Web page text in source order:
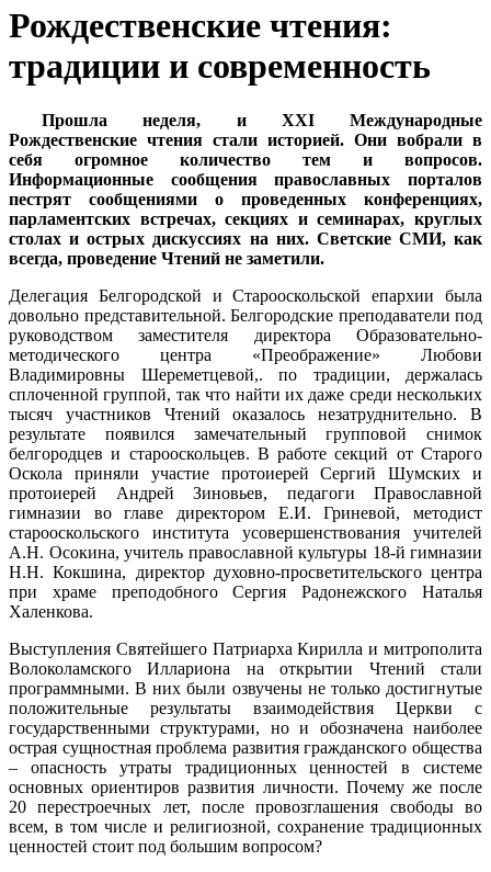
Рождественские чтения:
традиции и современность
Прошла неделя, и XXI Международные
Рождественские чтения стали историей. Они вобрали в
себя огромное количество тем и вопросов.
Информационные сообщения православных порталов
пестрят сообщениями о проведенных конференциях,
парламентских встречах, секциях и семинарах, круглых
столах и острых дискуссиях на них. Светские СМИ, как
всегда, проведение Чтений не заметили.
Делегация Белгородской и Старооскольской епархии была
довольно представительной. Белгородские преподаватели под
руководством заместителя директора Образовательно-
методического центра «Преображение» Любови
Владимировны Шереметцевой,. по традиции, держалась
сплоченной группой, так что найти их даже среди нескольких
тысяч участников Чтений оказалось незатруднительно. В
результате появился замечательный групповой снимок
белгородцев и старооскольцев. В работе секций от Старого
Оскола приняли участие протоиерей Сергий Шумских и
протоиерей Андрей Зиновьев, педагоги Православной
гимназии во главе директором Е.И. Гриневой, методист
старооскольского института усовершенствования учителей
А.Н. Осокина, учитель православной культуры 18-й гимназии
Н.Н. Кокшина, директор духовно-просветительского центра
при храме преподобного Сергия Радонежского Наталья
Халенкова.
Выступления Святейшего Патриарха Кирилла и митрополита
Волоколамского Иллариона на открытии Чтений стали
программными. В них были озвучены не только достигнутые
положительные результаты взаимодействия Церкви с
государственными структурами, но и обозначена наиболее
острая сущностная проблема развития гражданского общества
– опасность утраты традиционных ценностей в системе
основных ориентиров развития личности. Почему же после
20 перестроечных лет, после провозглашения свободы во
всем, в том числе и религиозной, сохранение традиционных
ценностей стоит под большим вопросом?